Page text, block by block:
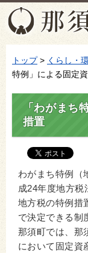
トップ> くらし・
特例」による固定
「わがまち
措置
わがまち特例（
成24年度地方税
地方税の特例措
で決定できる制
那須町では、那
において固定資